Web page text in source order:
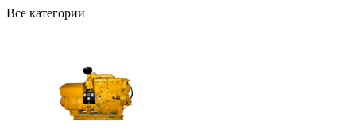
Все категории